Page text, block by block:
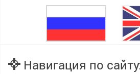
Навигация по